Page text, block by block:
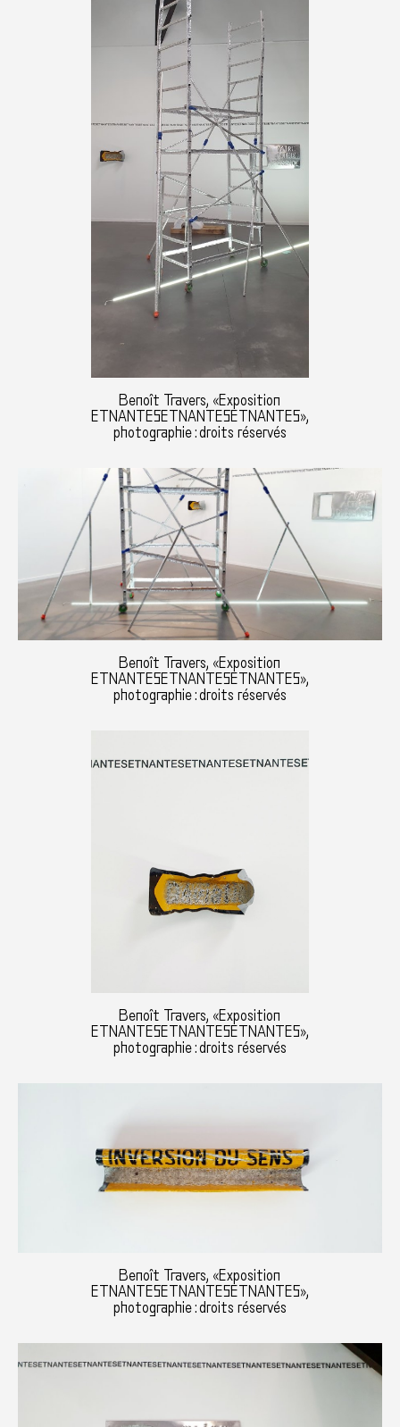
Benoît Travers, «Exposition
ETNANTESETNANTESETNANTES»,
photographie : droits réservés
Benoît Travers, «Exposition
ETNANTESETNANTESETNANTES»,
photographie : droits réservés
Benoît Travers, «Exposition
ETNANTESETNANTESETNANTES»,
photographie : droits réservés
Benoît Travers, «Exposition
ETNANTESETNANTESETNANTES»,
photographie : droits réservés